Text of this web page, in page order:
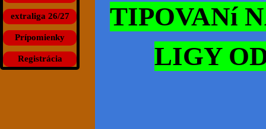
extraliga 26/27 ▼
Prípomienky
Registrácia
TIPOVANí
LIGY